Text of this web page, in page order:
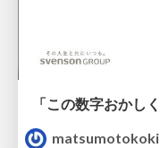
matsumotokoki